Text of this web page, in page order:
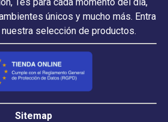
únicos y mucho más. Entra
selección de productos.
Sitemap